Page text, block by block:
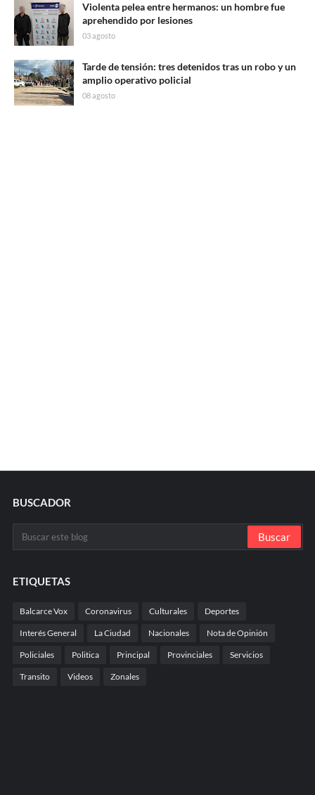
Violenta pelea entre hermanos: un hombre fue
aprehendido por lesiones
03 agosto
Tarde de tensión: tres detenidos tras un robo y un
amplio operativo policial
08 agosto
BUSCADOR
ETIQUETAS
Balcarce Vox Coronavirus Culturales Deportes
Interés General La Ciudad Nacionales Nota de Opinión
Policiales Politica Principal Provinciales Servicios
Transito Videos Zonales